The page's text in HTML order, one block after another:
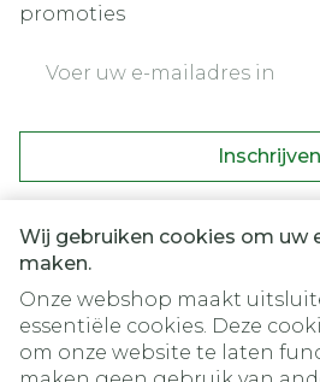
Wij gebruiken cookies om uw
maken.
Onze webshop maakt
essentiële cookies. Deze
om onze website te laten
promoties
Inschrijven
nieuwsbrief en gaat u akkoord